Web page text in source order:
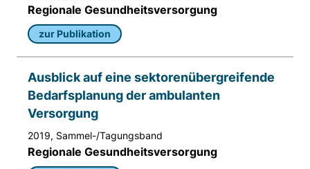
Regionale Gesundheitsversorgung
zur Publikation
Ausblick auf eine sektorenübergreifende
Bedarfsplanung der ambulanten
Versorgung
2019, Sammel-/Tagungsband
Regionale Gesundheitsversorgung
Cookie Laufzeit:
14d
Name:
matomo_lang
Anbieter:
Matomo